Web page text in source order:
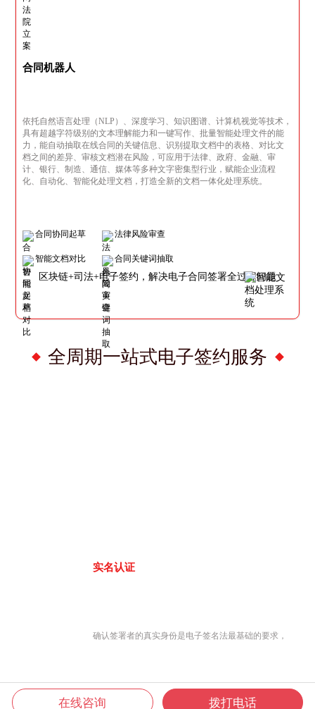
合同机器人
依托自然语言处理（NLP）、深度学习、知识图谱、计算机视觉等技术，
具有超越字符级别的文本理解能力和一键写作、批量智能处理文件的能
力，能自动抽取在线合同的关键信息、识别提取文档中的表格、对比文
档之间的差异、审核文档潜在风险，可应用于法律、政府、金融、审
计、银行、制造、通信、媒体等多种文字密集型行业，赋能企业流程
化、自动化、智能化处理文档，打造全新的文档一体化处理系统。
合同协同起草 法律风险审查
智能文档对比 合同关键词抽取
全周期一站式电子签约服务
区块链+司法+电子签约，解决电子合同签署全过程问题
实名认证
确认签署者的真实身份是电子签名法最基础的要求，
在线咨询 拨打电话